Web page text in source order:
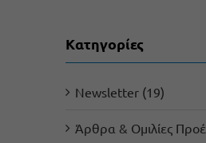
Kατηγορίες
Newsletter (19)
Άρθρα & Ομιλίες